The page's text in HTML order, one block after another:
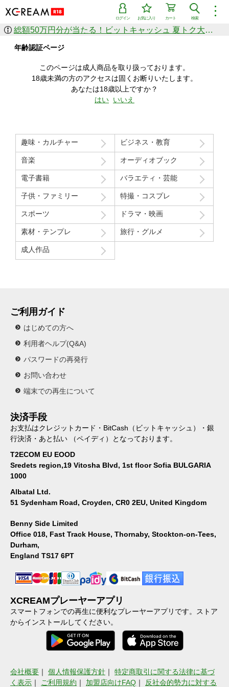
︙
検索
カート
お気に入り
ログイン
作品を探す
ジャンル
シリーズ
人気のセール中商品
新着セール中商品
すべての作品から探す
価格の安い順
価格の高い順
月間ランキング
年間ランキング
総額50万円分が当たる！ビットキャッシュ 夏トク大感謝祭
年齢認証ページ
このページは成人商品を取り扱っております。
18歳未満の方のアクセスは固くお断りいたします。
あなたは18歳以上ですか？
はい いいえ
趣味・カルチャー ビジネス・教育
音楽 オーディオブック
電子書籍 バラエティ・芸能
子供・ファミリー 特撮・コスプレ
スポーツ ドラマ・映画
素材・テンプレ 旅行・グルメ
成人作品
ご利用ガイド
はじめての方へ
利用者ヘルプ(Q&A)
パスワードの再発行
お問い合わせ
端末での再生について
決済手段
お支払はクレジットカード・BitCash（ビットキャッシュ）・銀
行決済・あと払い （ペイディ）となっております。
T2ECOM EU EOOD
Sredets region,19 Vitosha Blvd, 1st floor Sofia BULGARIA
1000
Albatal Ltd.
51 Sydenham Road, Croyden, CR0 2EU, United Kingdom
Benny Side Limited
Office 018, Fast Track House, Thornaby, Stockton-on-Tees,
Durham,
England TS17 6PT
XCREAMプレーヤーアプリ
スマートフォンでの再生に便利なプレーヤーアプリです。ストア
からインストールしてください。
会社概要 ｜ 個人情報保護方針 ｜ 特定商取引に関する法律に基づ
く表示 ｜ ご利用規約 ｜ 加盟店向けFAQ ｜ 反社会的勢力に対する